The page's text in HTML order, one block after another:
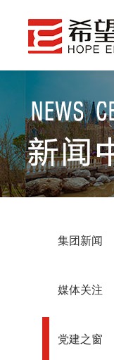
集团新闻
媒体关注
党建之窗